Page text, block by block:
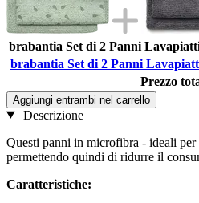
brabantia Set di 2 Panni
brabantia Set di 2 Panni
Prezzo
Aggiungi entrambi nel carrello
Descrizione
Questi panni in microfibra - ideali per
permettendo quindi di ridurre il
Caratteristiche: